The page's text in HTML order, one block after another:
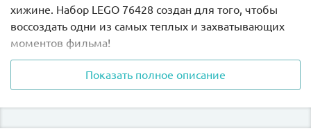
хижине. Набор LEGO 76428 создан для того, чтобы
воссоздать одни из самых теплых и захватывающих
моментов фильма!
В комплекте вы найдете минифигурки любимых
героев - Гарри Поттера, Гермионы Грейнджер, Рона
Уизли, а также Драко Малфоя и, конечно, самого
Показать полное описание